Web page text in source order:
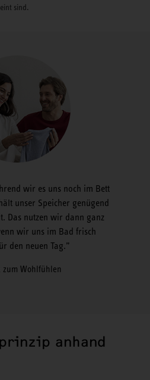
sind.
wir es uns noch im Bett
unser Speicher genügend
Das nutzen wir dann ganz
wir uns im Bad frisch
den neuen Tag.
zum Wohlfühlen
anhand